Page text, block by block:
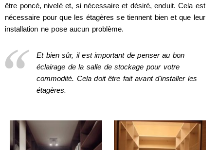
être poncé, nivelé et, si nécessaire et désiré, enduit. Cela est
nécessaire pour que les étagères se tiennent bien et que leur
installation ne pose aucun problème.
Et bien sûr, il est important de penser au bon
éclairage de la salle de stockage pour votre
commodité. Cela doit être fait avant d'installer les
étagères.